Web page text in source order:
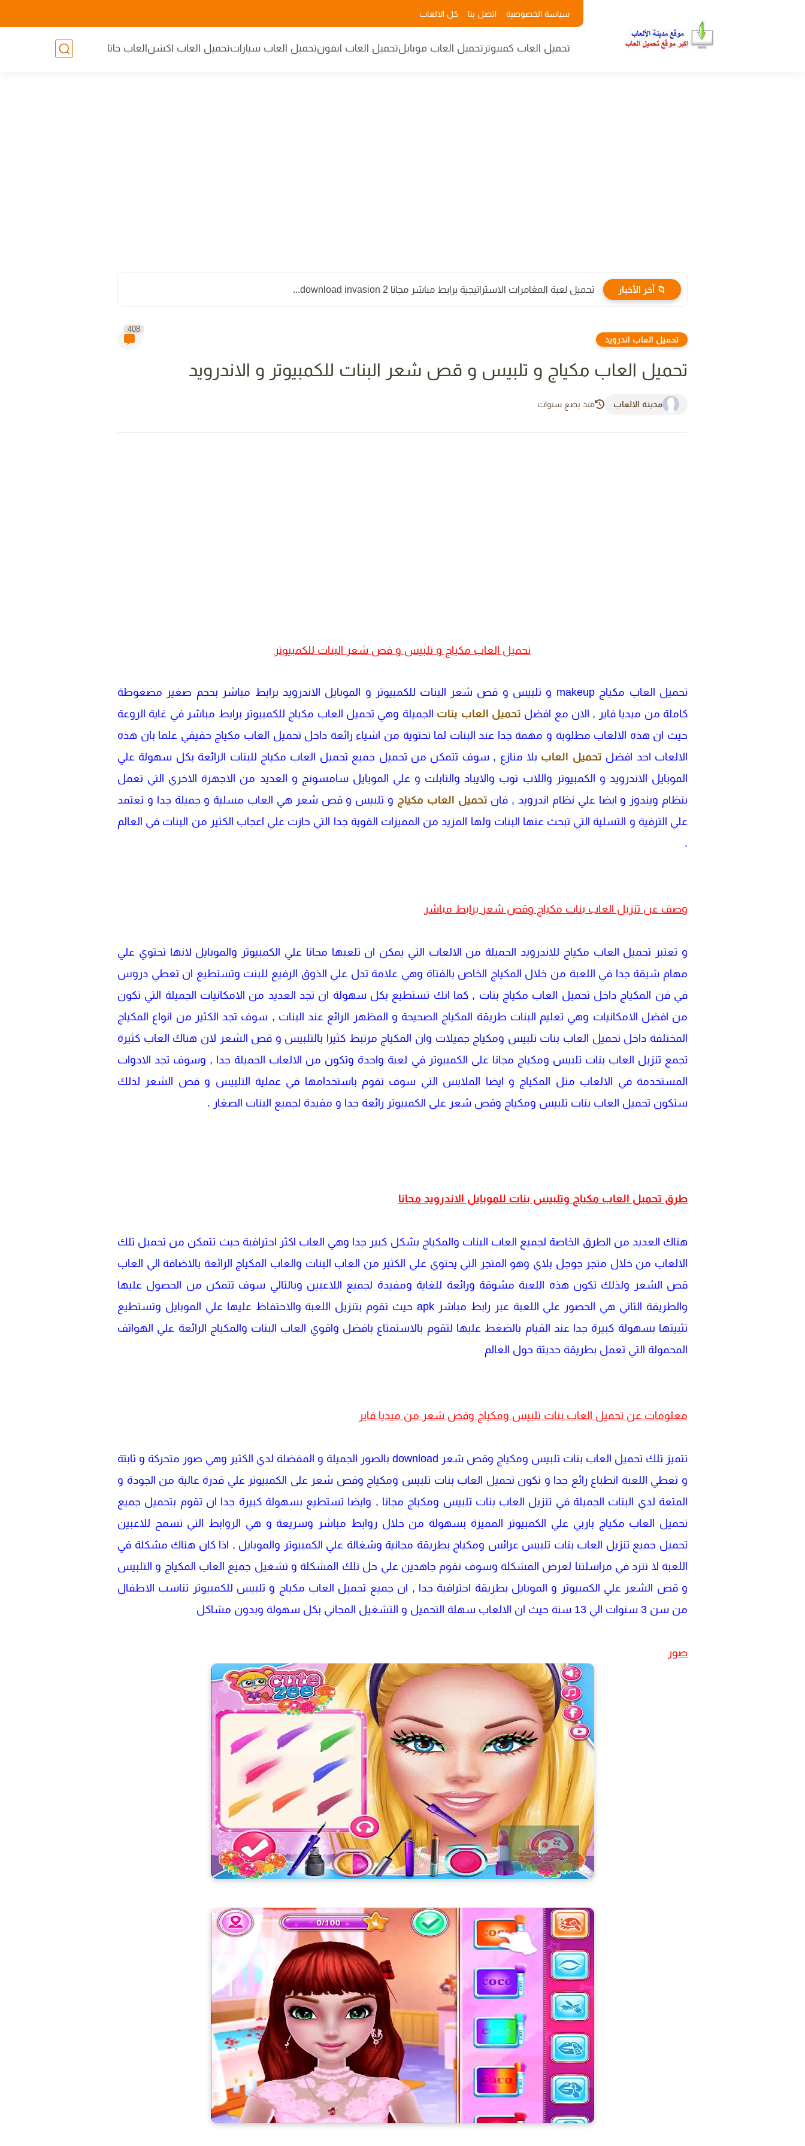
سياسة الخصوصية اتصل بنا كل الالعاب
تحميل العاب كمبيوتر تحميل العاب موبايلتحميل العاب ايفونتحميل العاب سياراتتحميل العاب اكشنالعاب جاتا
📁 آخر الأخبار تحميل لعبة المغامرات الاستراتيجية برابط مباشر مجانا download invasion 2...
تحميل العاب اندرويد
408
تحميل العاب مكياج و تلبيس و قص شعر البنات للكمبيوتر و الاندرويد
مدينة الالعاب منذ بضع سنوات
تحميل العاب مكياج و تلبيس و قص شعر البنات للكمبيوتر
تحميل العاب مكياج makeup و تلبيس و قص شعر البنات للكمبيوتر و الموبايل الاندرويد برابط مباشر بحجم صغير مضغوطة
كاملة من ميديا فاير , الان مع افضل تحميل العاب بنات الجميلة وهي تحميل العاب مكياج للكمبيوتر برابط مباشر في غاية الروعة
حيث ان هذه الالعاب مطلوبة و مهمة جدا عند البنات لما تحتوية من اشياء رائعة داخل تحميل العاب مكياج حقيقي علما بان هذه
الالعاب احد افضل تحميل العاب بلا منازع , سوف تتمكن من تحميل جميع تحميل العاب مكياج للبنات الرائعة بكل سهولة علي
الموبايل الاندرويد و الكمبيوتر واللاب توب والايباد والتابلت و علي الموبايل سامسونج و العديد من الاجهزة الاخري التي تعمل
بنظام ويندوز و ايضا علي نظام اندرويد , فان تحميل العاب مكياج و تلبيس و قص شعر هي العاب مسلية و جميلة جدا و تعتمد
علي الترفية و التسلية التي تبحث عنها البنات ولها المزيد من المميزات القوية جدا التي حازت علي اعجاب الكثير من البنات في العالم
.
وصف عن تنزيل العاب بنات مكياج وقص شعر برابط مباشر
و تعتبر تحميل العاب مكياج للاندرويد الجميلة من الالعاب التي يمكن ان تلعبها مجانا علي الكمبيوتر والموبايل لانها تحتوي علي
مهام شيقة جدا في اللعبة من خلال المكياج الخاص بالفتاة وهي علامة تدل علي الذوق الرفيع للبنت وتستطيع ان تعطي دروس
في فن المكياج داخل تحميل العاب مكياج بنات , كما انك تستطيع بكل سهولة ان تجد العديد من الامكانيات الجميلة التي تكون
من افضل الامكانيات وهي تعليم البنات طريقة المكياج الصحيحة و المظهر الرائع عند البنات , سوف تجد الكثير من انواع المكياج
المختلفة داخل تحميل العاب بنات تلبيس ومكياج جميلات وان المكياج مرتبط كثيرا بالتلبيس و قص الشعر لان هناك العاب كثيرة
تجمع تنزيل العاب بنات تلبيس ومكياج مجانا على الكمبيوتر في لعبة واحدة وتكون من الالعاب الجميلة جدا , وسوف تجد الادوات
المستخدمة في الالعاب مثل المكياج و ايضا الملابس التي سوف تقوم باستخدامها في عملية التلبيس و قص الشعر لذلك
ستكون تحميل العاب بنات تلبيس ومكياج وقص شعر على الكمبيوتر رائعة جدا و مفيدة لجميع البنات الصغار .
طرق تحميل العاب مكياج وتلبيس بنات للموبايل الاندرويد مجانا
هناك العديد من الطرق الخاصة لجميع العاب البنات والمكياج بشكل كبير جدا وهي العاب اكثر احترافية حيث تتمكن من تحميل تلك
الالعاب من خلال متجر جوجل بلاي وهو المتجر التي يحتوي علي الكثير من العاب البنات والعاب المكياج الرائعة بالاضافة الي العاب
قص الشعر ولذلك تكون هذه اللعبة مشوقة ورائعة للغاية ومفيدة لجميع اللاعبين وبالتالي سوف تتمكن من الحصول عليها
والطريقة الثاني هي الحصور علي اللعبة عبر رابط مباشر apk حيث تقوم بتنزيل اللعبة والاحتفاظ عليها علي الموبايل وتستطيع
تثبيتها بسهولة كبيرة جدا عند القيام بالضغط عليها لتقوم بالاستمتاع بافضل واقوي العاب البنات والمكياج الرائعة علي الهواتف
المحمولة التي تعمل بطريقة حديثة حول العالم
معلومات عن تحميل العاب بنات تلبيس ومكياج وقص شعر من ميديا فاير
تتميز تلك تحميل العاب بنات تلبيس ومكياج وقص شعر download بالصور الجميلة و المفضلة لدي الكثير وهي صور متحركة و ثابتة
و تعطي اللعبة انطباع رائع جدا و تكون تحميل العاب بنات تلبيس ومكياج وقص شعر على الكمبيوتر علي قدرة عالية من الجودة و
المتعة لدي البنات الجميلة في تنزيل العاب بنات تلبيس ومكياج مجانا , وايضا تستطيع بسهولة كبيرة جدا ان تقوم بتحميل جميع
تحميل العاب مكياج باربي علي الكمبيوتر المميزة بسهولة من خلال روابط مباشر وسريعة و هي الروابط التي تسمح للاعبين
تحميل جميع تنزيل العاب بنات تلبيس عرائس ومكياج بطريقة مجانية وشغالة علي الكمبيوتر والموبايل , اذا كان هناك مشكلة في
اللعبة لا تترد في مراسلتنا لعرض المشكلة وسوف نقوم جاهدين علي حل تلك المشكلة و تشغيل جميع العاب المكياج و التلبيس
و قص الشعر علي الكمبيوتر و الموبايل بطريقة احترافية جدا , ان جميع تحميل العاب مكياج و تلبيس للكمبيوتر تناسب الاطفال
من سن 3 سنوات الي 13 سنة حيث ان الالعاب سهلة التحميل و التشغيل المجاني بكل سهولة وبدون مشاكل
صور